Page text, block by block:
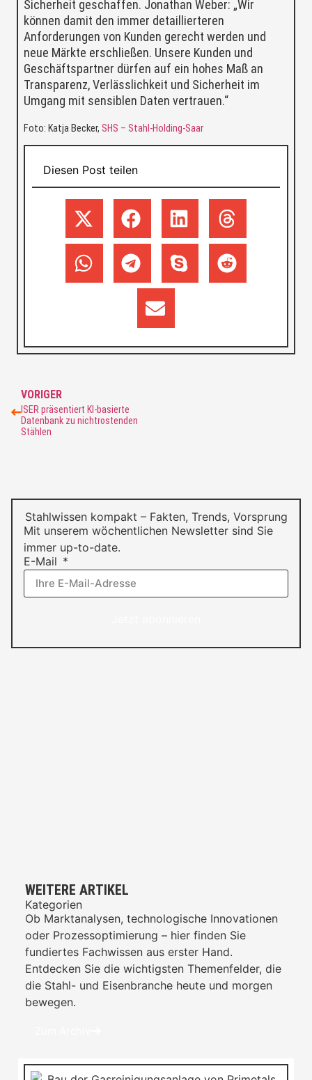
Sicherheit geschaffen. Jonathan Weber: „Wir
können damit den immer detaillierteren
Anforderungen von Kunden gerecht werden und
neue Märkte erschließen. Unsere Kunden und
Geschäftspartner dürfen auf ein hohes Maß an
Transparenz, Verlässlichkeit und Sicherheit im
Umgang mit sensiblen Daten vertrauen.“
Foto: Katja Becker, SHS – Stahl-Holding-Saar
Diesen Post teilen
VORIGER
ISER präsentiert KI-basierte
Datenbank zu nichtrostenden
Stählen
Stahlwissen kompakt – Fakten, Trends, Vorsprung
Mit unserem wöchentlichen Newsletter sind Sie
immer up-to-date.
E-Mail
WEITERE ARTIKEL
Kategorien
Ob Marktanalysen, technologische Innovationen
oder Prozessoptimierung – hier finden Sie
fundiertes Fachwissen aus erster Hand.
Entdecken Sie die wichtigsten Themenfelder, die
die Stahl- und Eisenbranche heute und morgen
bewegen.